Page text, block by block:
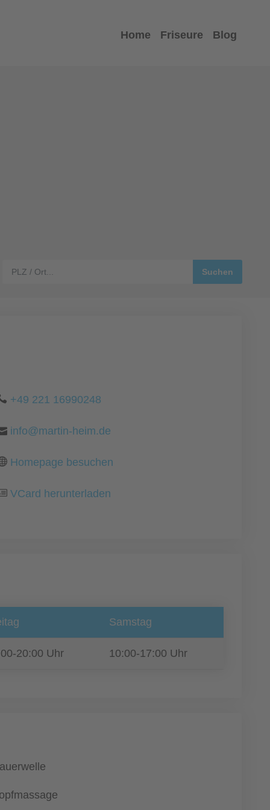
Home Friseure Blog
+49 221 16990248
info@martin-heim.de
Homepage besuchen
VCard herunterladen
Samstag
20:00 Uhr 10:00-17:00 Uhr